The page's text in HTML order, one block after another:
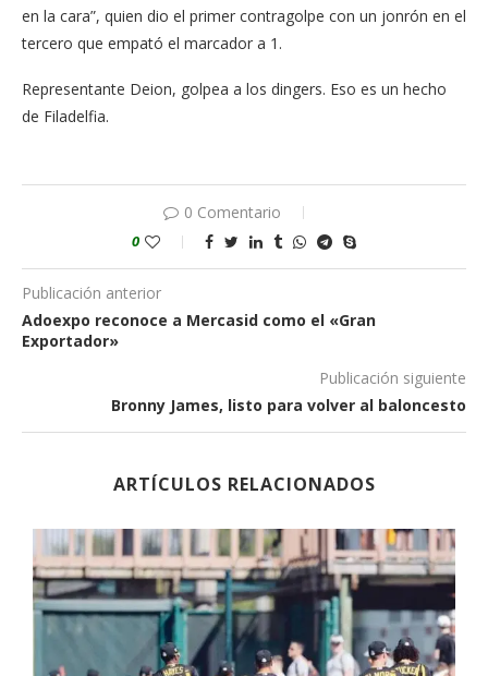
en la cara”, quien dio el primer contragolpe con un jonrón en el
tercero que empató el marcador a 1.
Representante Deion, golpea a los dingers. Eso es un hecho
de Filadelfia.
0 Comentario
0
Publicación anterior
Adoexpo reconoce a Mercasid como el «Gran
Exportador»
Publicación siguiente
Bronny James, listo para volver al baloncesto
ARTÍCULOS RELACIONADOS